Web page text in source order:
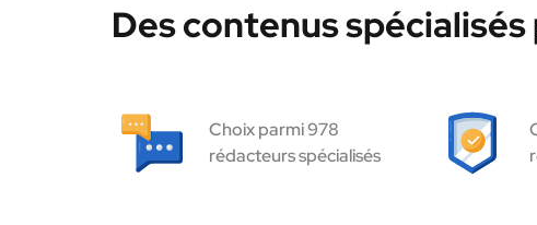
Des contenus
Choix parmi 978
rédacteurs spécialisés